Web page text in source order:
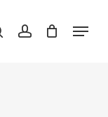
zoekenaccount Menu